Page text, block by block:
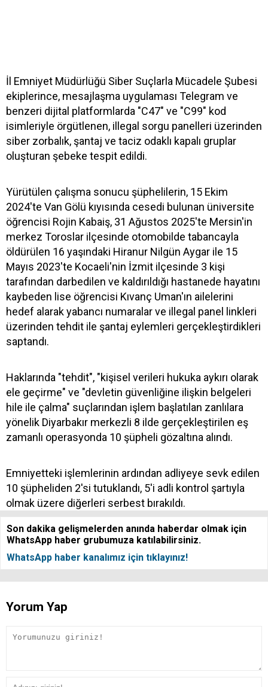
İl Emniyet Müdürlüğü Siber Suçlarla Mücadele Şubesi
ekiplerince, mesajlaşma uygulaması Telegram ve
benzeri dijital platformlarda "C47" ve "C99" kod
isimleriyle örgütlenen, illegal sorgu panelleri üzerinden
siber zorbalık, şantaj ve taciz odaklı kapalı gruplar
oluşturan şebeke tespit edildi.
Yürütülen çalışma sonucu şüphelilerin, 15 Ekim
2024'te Van Gölü kıyısında cesedi bulunan üniversite
öğrencisi Rojin Kabaiş, 31 Ağustos 2025'te Mersin'in
merkez Toroslar ilçesinde otomobilde tabancayla
öldürülen 16 yaşındaki Hiranur Nilgün Aygar ile 15
Mayıs 2023'te Kocaeli'nin İzmit ilçesinde 3 kişi
tarafından darbedilen ve kaldırıldığı hastanede hayatını
kaybeden lise öğrencisi Kıvanç Uman'ın ailelerini
hedef alarak yabancı numaralar ve illegal panel linkleri
üzerinden tehdit ile şantaj eylemleri gerçekleştirdikleri
saptandı.
Haklarında "tehdit", "kişisel verileri hukuka aykırı olarak
ele geçirme" ve "devletin güvenliğine ilişkin belgeleri
hile ile çalma" suçlarından işlem başlatılan zanlılara
yönelik Diyarbakır merkezli 8 ilde gerçekleştirilen eş
zamanlı operasyonda 10 şüpheli gözaltına alındı.
Emniyetteki işlemlerinin ardından adliyeye sevk edilen
10 şüpheliden 2'si tutuklandı, 5'i adli kontrol şartıyla
olmak üzere diğerleri serbest bırakıldı.
Son dakika gelişmelerden anında haberdar olmak için
WhatsApp haber grubumuza katılabilirsiniz.
WhatsApp haber kanalımız için tıklayınız!
Yorum Yap